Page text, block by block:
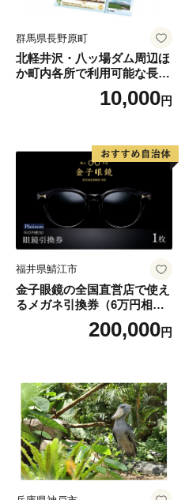
群馬県長野原町
北軽井沢・八ッ場ダム周辺ほ
か町内各所で利用可能な長野
原町ふるさと感謝券（3,000
円分）【トラベル 観光 旅行
10,000円
福井県鯖江市
金子眼鏡の全国直営店で使え
るメガネ引換券（6万円相
当） Platinum200,000円